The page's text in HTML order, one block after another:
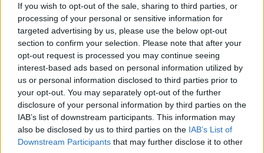
If you wish to opt-out of the sale, sharing to third parties, or
processing of your personal or sensitive information for
targeted advertising by us, please use the below opt-out
section to confirm your selection. Please note that after your
opt-out request is processed you may continue seeing
interest-based ads based on personal information utilized by
us or personal information disclosed to third parties prior to
your opt-out. You may separately opt-out of the further
disclosure of your personal information by third parties on the
IAB’s list of downstream participants. This information may
also be disclosed by us to third parties on the IAB’s List of
Downstream Participants that may further disclose it to other
Röglesoffan
Komforten av att sitta hemma i soffan och atmosfären